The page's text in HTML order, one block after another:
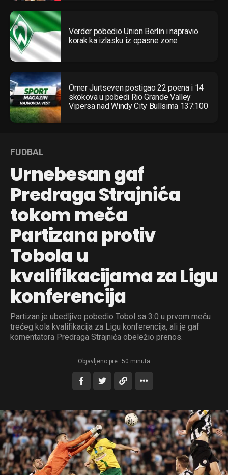
Verder pobedio Union Berlin i napravio
korak ka izlasku iz opasne zone
Omer Jurtseven postigao 22 poena i 14
skokova u pobedi Rio Grande Valley
Vipersa nad Windy City Bullsima 137:100
FUDBAL
Urnebesan gaf
Predraga Strajnića
tokom meča
Partizana protiv
Tobola u
kvalifikacijama za Ligu
konferencija
Partizan je ubedljivo pobedio Tobol sa 3:0 u prvom meču
trećeg kola kvalifikacija za Ligu konferencija, ali je gaf
komentatora Predraga Strajnića obeležio prenos.
Objavljeno pre: 50 minuta